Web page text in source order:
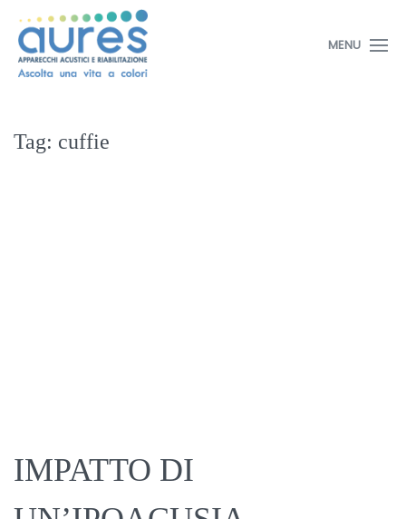
MENU
Tag: cuffie
IMPATTO DI